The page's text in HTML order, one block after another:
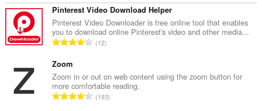
Pinterest Video Download Helper
Pinterest Video Downloader is free online tool that enables
you to download online Pinterest's video and other media...
จำ
น
ค
ะ
12
Zoom
Zoom in or out on web content using the zoom button for
more comfortable reading.
จำ193